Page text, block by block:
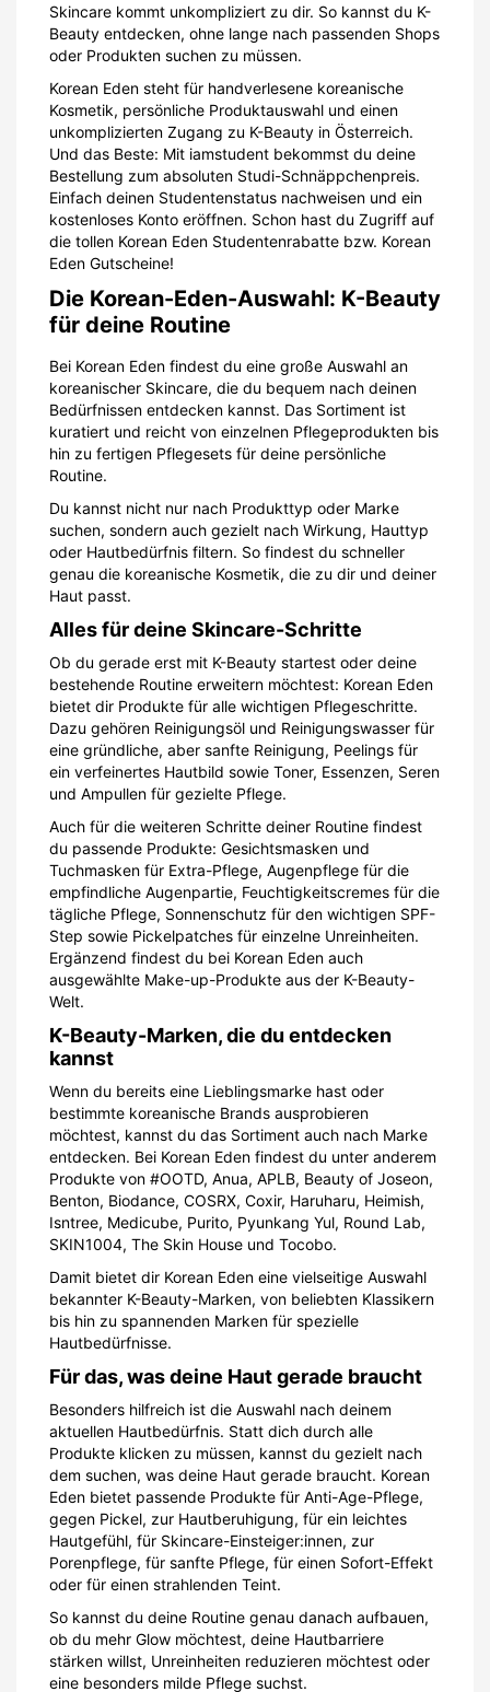
Skincare kommt unkompliziert zu dir. So kannst du K-
Beauty entdecken, ohne lange nach passenden Shops
oder Produkten suchen zu müssen.
Korean Eden steht für handverlesene koreanische
Kosmetik, persönliche Produktauswahl und einen
unkomplizierten Zugang zu K-Beauty in Österreich.
Und das Beste: Mit iamstudent bekommst du deine
Bestellung zum absoluten Studi-Schnäppchenpreis.
Einfach deinen Studentenstatus nachweisen und ein
kostenloses Konto eröffnen. Schon hast du Zugriff auf
die tollen Korean Eden Studentenrabatte bzw. Korean
Eden Gutscheine!
Die Korean-Eden-Auswahl: K-Beauty
für deine Routine
Bei Korean Eden findest du eine große Auswahl an
koreanischer Skincare, die du bequem nach deinen
Bedürfnissen entdecken kannst. Das Sortiment ist
kuratiert und reicht von einzelnen Pflegeprodukten bis
hin zu fertigen Pflegesets für deine persönliche
Routine.
Du kannst nicht nur nach Produkttyp oder Marke
suchen, sondern auch gezielt nach Wirkung, Hauttyp
oder Hautbedürfnis filtern. So findest du schneller
genau die koreanische Kosmetik, die zu dir und deiner
Haut passt.
Alles für deine Skincare-Schritte
Ob du gerade erst mit K-Beauty startest oder deine
bestehende Routine erweitern möchtest: Korean Eden
bietet dir Produkte für alle wichtigen Pflegeschritte.
Dazu gehören Reinigungsöl und Reinigungswasser für
eine gründliche, aber sanfte Reinigung, Peelings für
ein verfeinertes Hautbild sowie Toner, Essenzen, Seren
und Ampullen für gezielte Pflege.
Auch für die weiteren Schritte deiner Routine findest
du passende Produkte: Gesichtsmasken und
Tuchmasken für Extra-Pflege, Augenpflege für die
empfindliche Augenpartie, Feuchtigkeitscremes für die
tägliche Pflege, Sonnenschutz für den wichtigen SPF-
Step sowie Pickelpatches für einzelne Unreinheiten.
Ergänzend findest du bei Korean Eden auch
ausgewählte Make-up-Produkte aus der K-Beauty-
Welt.
K-Beauty-Marken, die du entdecken
kannst
Wenn du bereits eine Lieblingsmarke hast oder
bestimmte koreanische Brands ausprobieren
möchtest, kannst du das Sortiment auch nach Marke
entdecken. Bei Korean Eden findest du unter anderem
Produkte von #OOTD, Anua, APLB, Beauty of Joseon,
Benton, Biodance, COSRX, Coxir, Haruharu, Heimish,
Isntree, Medicube, Purito, Pyunkang Yul, Round Lab,
SKIN1004, The Skin House und Tocobo.
Damit bietet dir Korean Eden eine vielseitige Auswahl
bekannter K-Beauty-Marken, von beliebten Klassikern
bis hin zu spannenden Marken für spezielle
Hautbedürfnisse.
Für das, was deine Haut gerade braucht
Besonders hilfreich ist die Auswahl nach deinem
aktuellen Hautbedürfnis. Statt dich durch alle
Produkte klicken zu müssen, kannst du gezielt nach
dem suchen, was deine Haut gerade braucht. Korean
Eden bietet passende Produkte für Anti-Age-Pflege,
gegen Pickel, zur Hautberuhigung, für ein leichtes
Hautgefühl, für Skincare-Einsteiger:innen, zur
Porenpflege, für sanfte Pflege, für einen Sofort-Effekt
oder für einen strahlenden Teint.
So kannst du deine Routine genau danach aufbauen,
ob du mehr Glow möchtest, deine Hautbarriere
stärken willst, Unreinheiten reduzieren möchtest oder
eine besonders milde Pflege suchst.